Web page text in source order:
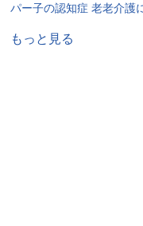
パー子の認知症 老老介護
もっと見る